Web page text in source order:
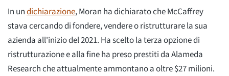
In undichiarazione, Moran ha dichiarato che McCaffrey
stava cercando di fondere, vendere o ristrutturare la sua
azienda all'inizio del 2021. Ha scelto la terza opzione di
ristrutturazione e alla fine ha preso prestiti da Alameda
Research che attualmente ammontano a oltre $27 milioni.